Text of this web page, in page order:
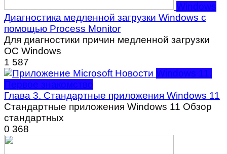
Windows
Диагностика медленной загрузки Windows с
помощью Process Monitor
Для диагностики причин медленной загрузки
ОС Windows
1 587
Windows 11.
Первое знакомство
Глава 3. Стандартные приложения Windows 11
Стандартные приложения Windows 11 Обзор
стандартных
0 368